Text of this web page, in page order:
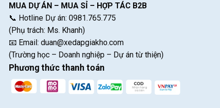
MUA DỰ ÁN – MUA SỈ – HỢP TÁC B2B
📞 Hotline Dự án: 0981.765.775
(Phụ trách: Ms. Khanh)
📧 Email: duan@xedapgiakho.com
(Trường học – Doanh nghiệp – Dự án từ thiện)
Phương thức thanh toán